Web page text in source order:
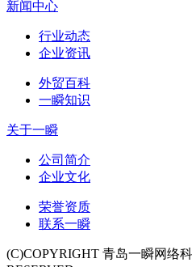
新闻中心
行业动态
企业资讯
外贸百科
一瞬知识
关于一瞬
公司简介
企业文化
荣誉资质
联系一瞬
(C)COPYRIGHT 青岛一瞬网络